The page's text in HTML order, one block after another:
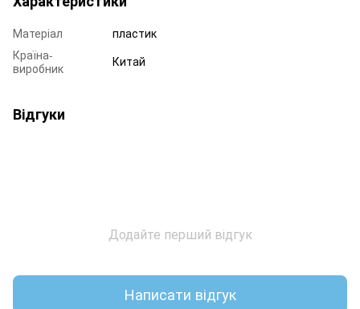
Матеріал
пластик
Країна-
виробник
Китай
Відгуки
Додайте перший відгук
Написати відгук